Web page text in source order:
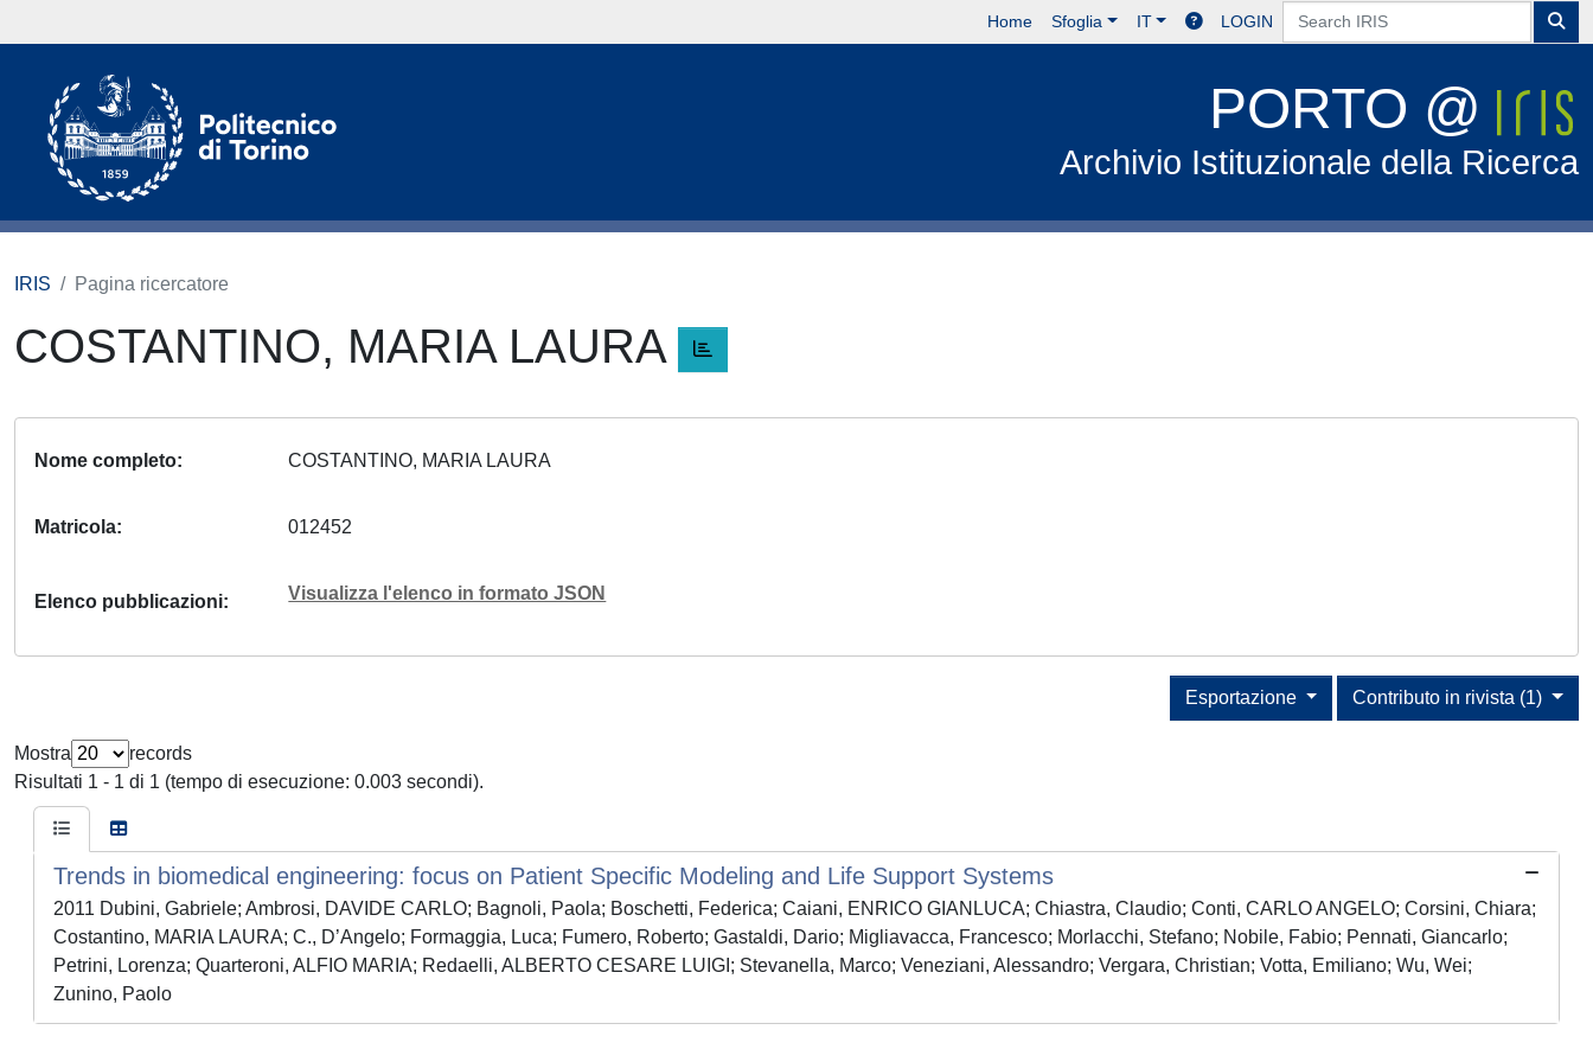
Home Sfoglia IT LOGIN
PORTO @
Archivio Istituzionale della Ricerca
IRIS Pagina ricercatore
COSTANTINO, MARIA LAURA
Nome completo COSTANTINO, MARIA LAURA
Matricola 012452
Elenco pubblicazioni Visualizza l'elenco in formato JSON
Contributo in rivista (1)
Esportazione
Mostra
records
Risultati 1 - 1 di 1 (tempo di esecuzione: 0.003 secondi).
Trends in biomedical engineering: focus on Patient Specific Modeling and Life Support Systems
2011 Dubini, Gabriele; Ambrosi, DAVIDE CARLO; Bagnoli, Paola; Boschetti, Federica; Caiani, ENRICO GIANLUCA; Chiastra, Claudio; Conti, CARLO ANGELO; Corsini, Chiara;
Costantino, MARIA LAURA; C., D’Angelo; Formaggia, Luca; Fumero, Roberto; Gastaldi, Dario; Migliavacca, Francesco; Morlacchi, Stefano; Nobile, Fabio; Pennati, Giancarlo;
Petrini, Lorenza; Quarteroni, ALFIO MARIA; Redaelli, ALBERTO CESARE LUIGI; Stevanella, Marco; Veneziani, Alessandro; Vergara, Christian; Votta, Emiliano; Wu, Wei;
Zunino, Paolo